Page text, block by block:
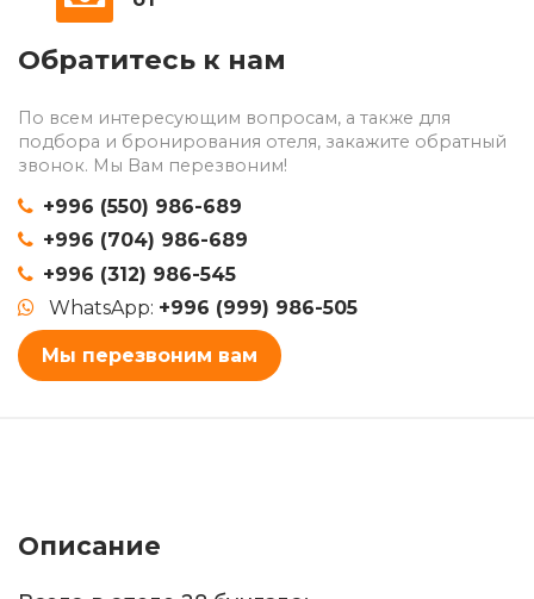
Обратитесь к нам
По всем интересующим вопросам, а также для
подбора и бронирования отеля, закажите обратный
звонок. Мы Вам перезвоним!
+996 (550) 986-689
+996 (704) 986-689
+996 (312) 986-545
WhatsApp: +996 (999) 986-505
Мы перезвоним вам
Описание